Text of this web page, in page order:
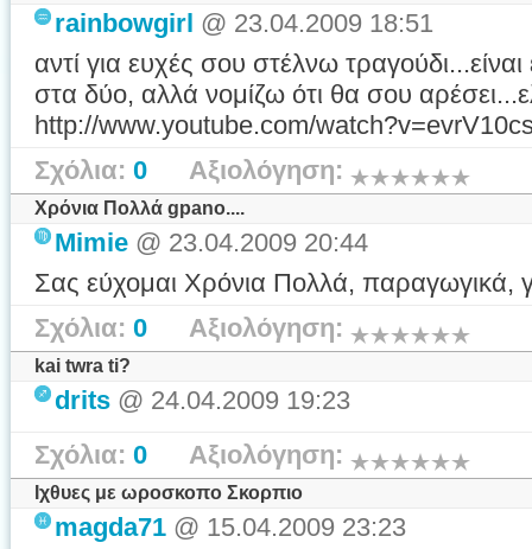
rainbowgirl @ 23.04.2009 18:51
αντί για ευχές σου στέλνω
στα δύο, αλλά νομίζω ότι θα σου
http://www.youtube.com/
Σχόλια: 0 Αξιολόγηση:
Χρόνια Πολλά gpano....
Mimie @ 23.04.2009 20:44
Σας εύχομαι Χρόνια Πολλά, παραγωγικά,
Σχόλια: 0 Αξιολόγηση:
kai twra ti?
drits @ 24.04.2009 19:23
Σχόλια: 0 Αξιολόγηση:
Ιχθυες με ωροσκοπο Σκορπιο
magda71 @ 15.04.2009 23:23